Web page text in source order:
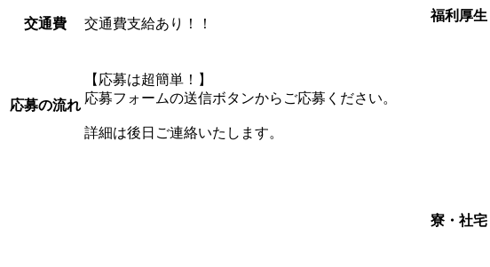
交通費 交通費支給あり！！
応募の流れ
【応募は超簡単！】
応募フォームの送信ボタンからご応募ください。
詳細は後日ご連絡いたします。
福利厚生
寮・社宅